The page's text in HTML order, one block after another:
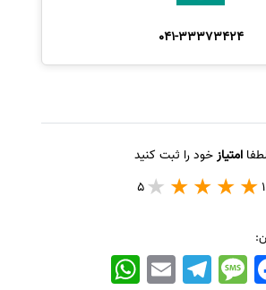
041-33373424
امتیازخود را ثبت کنید
1
5
WhatsApp EmailTelegramMessage